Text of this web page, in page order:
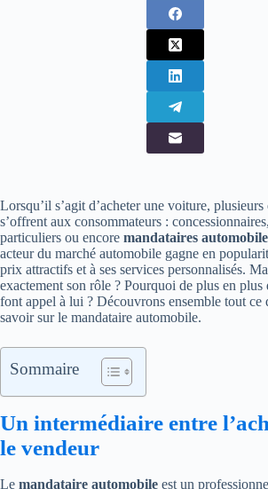
Lorsqu’il s’agit d’acheter une voiture,
s’offrent aux consommateurs :
particuliers ou encore mandataires
acteur du marché automobile gagne en
prix attractifs et à ses services personnalisés.
exactement son rôle ? Pourquoi de plus en plus
font appel à lui ? Découvrons ensemble tout ce
savoir sur le mandataire automobile.
Sommaire
Un intermédiaire entre
le vendeur
Le mandataire automobile est un